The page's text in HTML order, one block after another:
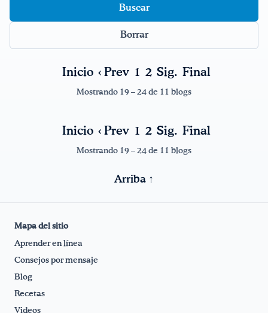
¡Bebe agua, Georgia!
Borrar
Inicio ‹ Prev 1 2 Sig. Final
Mostrando 19 – 24 de 11 blogs
Inicio ‹ Prev 1 2 Sig. Final
Mostrando 19 – 24 de 11 blogs
Arriba ↑
Mapa del sitio
Aprender en línea
Consejos por mensaje
Blog
Recetas
Videos